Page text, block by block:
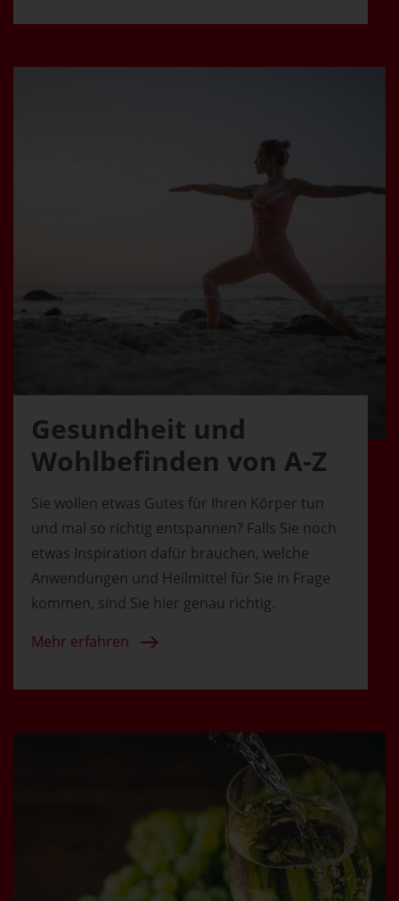
Gesundheit und
Wohlbefinden von A-Z
Sie wollen etwas Gutes für Ihren Körper tun
und mal so richtig entspannen? Falls Sie noch
etwas Inspiration dafür brauchen, welche
Anwendungen und Heilmittel für Sie in Frage
kommen, sind Sie hier genau richtig.
Mehr erfahren